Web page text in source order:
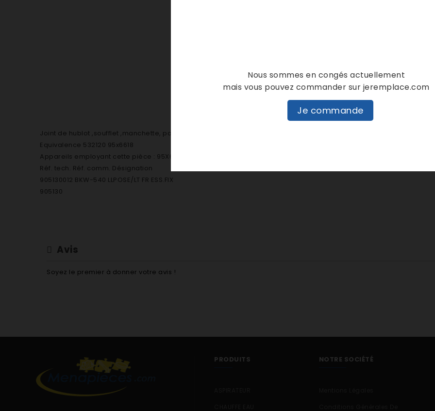
DESCRIPTION DÉTAILS PRODUIT
Joint de hublot ,soufflet ,manchette, pour lave linge caoutchouc de lave linge hublot Fagor
Equivalence 532120 95x6618
Appareils employant cette pièce : 95X6618 [JOINT HUBLOT] -Brandt Customer Services -15/04/2007
Réf. tech. Réf. comm. Désignation
905130012 BKW-540 LLPOSE/LT FR ESS.FIX
905130
Avis
Soyez le premier à donner votre avis !
PRODUITS NOTRE SOCIÉTÉ
Nous sommes en congés actuellement
mais vous pouvez commander sur jeremplace.com
Je commande